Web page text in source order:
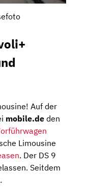
Auf der
mobile.de den
Limousine
. Der DS 9
Seitdem